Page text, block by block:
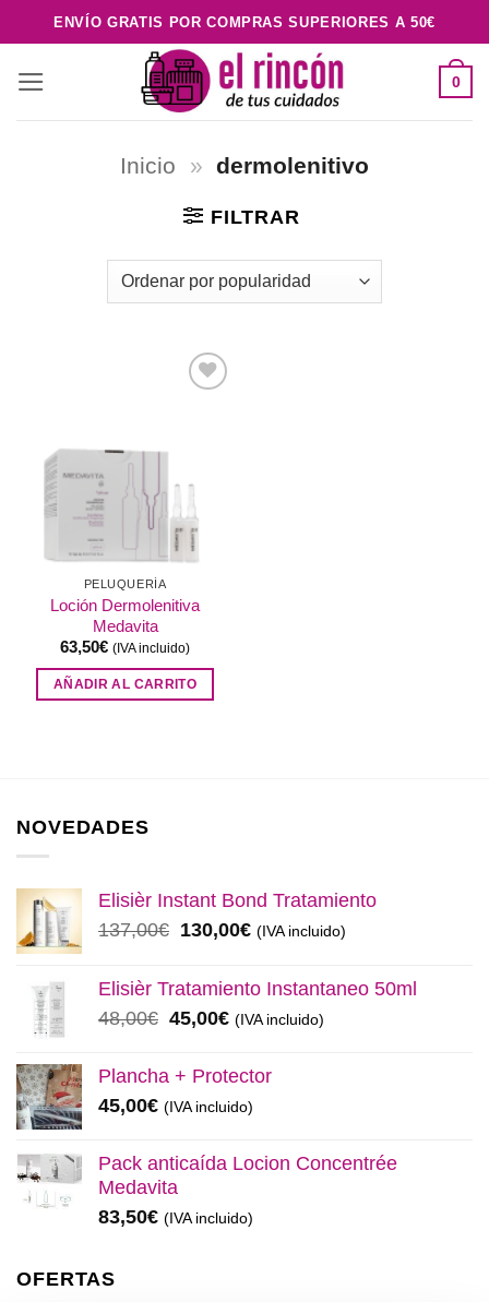
al
contenido
ENVÍO GRATIS POR COMPRAS SUPERIORES A 50€
0
Inicio » dermolenitivo
FILTRAR
PELUQUERÍA
Loción Dermolenitiva
Medavita
63,50€ (IVA incluido)
AÑADIR AL CARRITO
NOVEDADES
Elisièr Instant Bond Tratamiento
137,00€ El
original
137,00€.
130,00€El
actual
130,00€.
(IVA incluido)
Elisièr Tratamiento Instantaneo 50ml
48,00€ El
original
48,00€.
45,00€El
actual
45,00€.
(IVA incluido)
Plancha + Protector
45,00€ (IVA incluido)
Pack anticaída Locion Concentrée
Medavita
83,50€ (IVA incluido)
OFERTAS